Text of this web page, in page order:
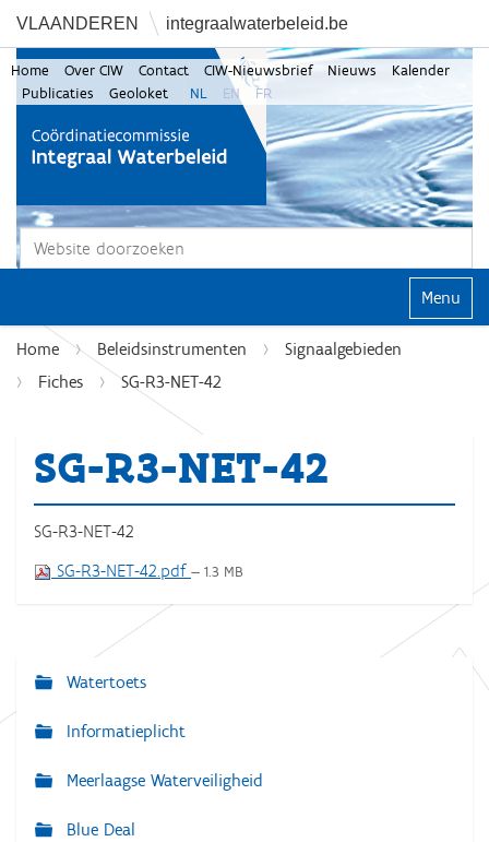
VLAANDEREN integraalwaterbeleid.be
Zoek
Home Over CIW Contact CIW-Nieuwsbrief Nieuws
Kalender
Publicaties
Geoloket NL EN FR
Klap
Home Beleidsinstrumenten
Signaalgebieden
Fiches
SG-R3-NET-42
SG-R3-NET-42
SG-R3-NET-42
SG-R3-NET-42.pdf — 1.3 MB
N
a
i
g
Watertoets
Informatieplicht
Meerlaagse Waterveiligheid
Blue Deal